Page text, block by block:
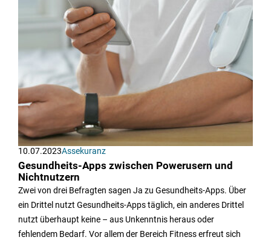
10.07.2023Assekuranz
Gesundheits-Apps zwischen Powerusern und
Nichtnutzern
Zwei von drei Befragten sagen Ja zu Gesundheits-Apps. Über
ein Drittel nutzt Gesundheits-Apps täglich, ein anderes Drittel
nutzt überhaupt keine – aus Unkenntnis heraus oder
fehlendem Bedarf. Vor allem der Bereich Fitness erfreut sich